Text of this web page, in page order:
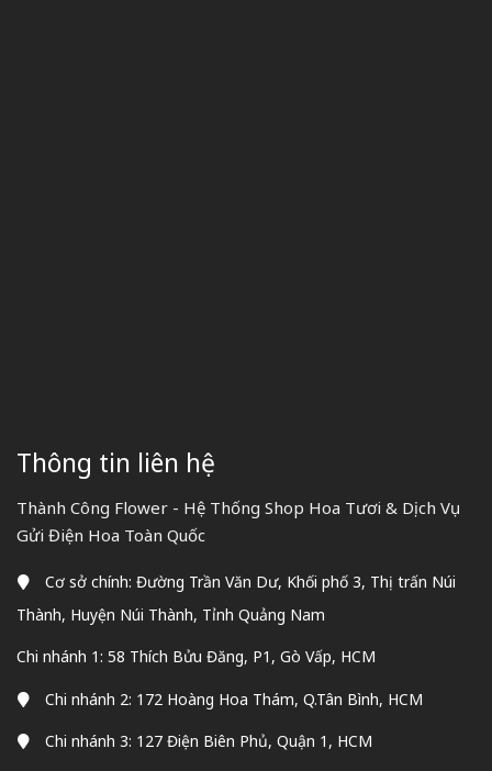
Thông tin liên hệ
Thành Công Flower - Hệ Thống Shop Hoa Tươi & Dịch Vụ
Gửi Điện Hoa Toàn Quốc
Cơ sở chính: Đường Trần Văn Dư, Khối phố 3, Thị trấn Núi
Thành, Huyện Núi Thành, Tỉnh Quảng Nam
Chi nhánh 1: 58 Thích Bửu Đăng, P1, Gò Vấp, HCM
Chi nhánh 2: 172 Hoàng Hoa Thám, Q.Tân Bình, HCM
Chi nhánh 3: 127 Điện Biên Phủ, Quận 1, HCM